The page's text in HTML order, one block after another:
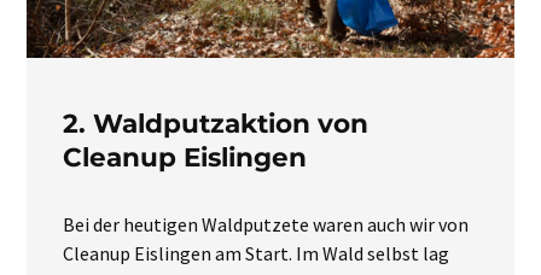
2. Waldputzaktion von
Cleanup Eislingen
Bei der heutigen Waldputzete waren auch wir von
Cleanup Eislingen am Start. Im Wald selbst lag